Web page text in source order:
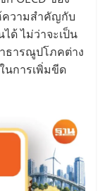
ความสำคัญกับ
ด้ ไม่ว่าจะเป็น
ธารณูปโภคต่าง
นการเพิ่มขีด